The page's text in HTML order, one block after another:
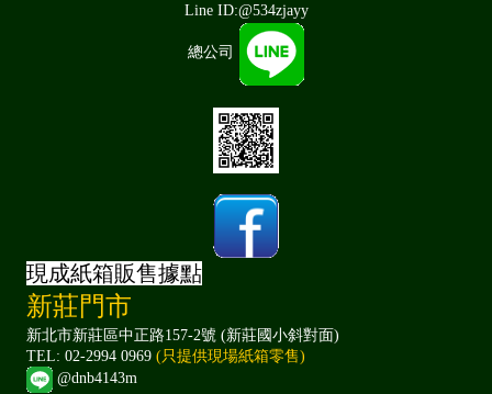
Line ID:@534zjayy
總公司
現成紙箱販售據點
新莊門市
新北市新莊區中正路157-2號 (新莊國小斜對面)
TEL: 02-2994 0969 (只提供現場紙箱零售)
@dnb4143m